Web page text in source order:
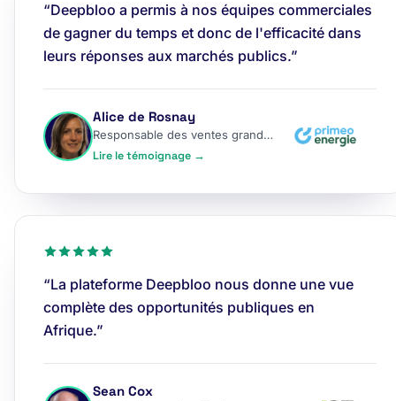
“Deepbloo a permis à nos équipes commerciales
de gagner du temps et donc de l'efficacité dans
leurs réponses aux marchés publics.”
Alice de Rosnay
Responsable des ventes grands comptes
Lire le témoignage →
“La plateforme Deepbloo nous donne une vue
complète des opportunités publiques en
Afrique.”
Sean Cox